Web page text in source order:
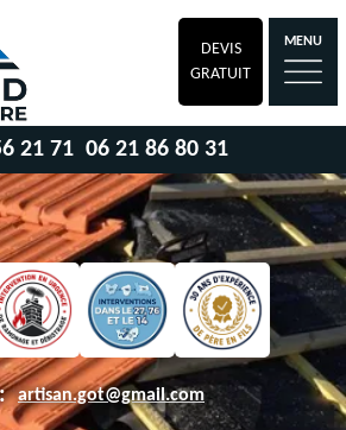
DEVIS
GRATUIT
MENU
21 71 06 21 86 80 31
artisan.got@gmail.com